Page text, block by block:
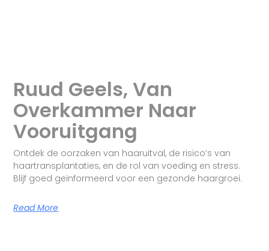
Ruud Geels, Van
Overkammer Naar
Vooruitgang
Ontdek de oorzaken van haaruitval, de risico’s van
haartransplantaties, en de rol van voeding en stress.
Blijf goed geïnformeerd voor een gezonde haargroei.
Read More